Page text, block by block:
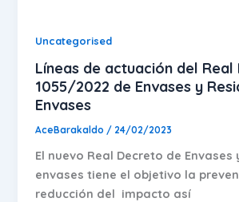
Uncategorised
Líneas de actuación del
1055/2022 de Envases y
Envases
AceBarakaldo / 24/02/2023
El nuevo Real Decreto de Envases
envases tiene el objetivo la
reducción del impacto así